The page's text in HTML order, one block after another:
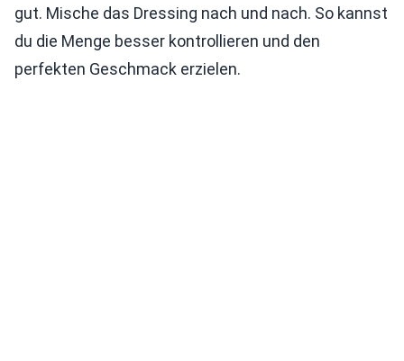
gut. Mische das Dressing nach und nach. So kannst
du die Menge besser kontrollieren und den
perfekten Geschmack erzielen.